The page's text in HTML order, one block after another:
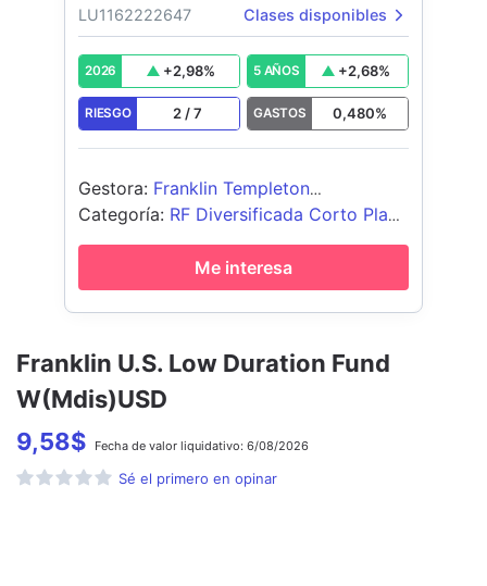
Franklin U.S. Low Duration Fund
W(Mdis)USD
9,58$ Fecha de valor liquidativo: 6/08/2026
Sé el primero en opinar
LU1162222647 Clases disponibles
2026 +2,98% 5 AÑOS +2,68%
RIESGO 2 /7 GASTOS 0,480%
Gestora: Franklin Templeton
International Services S.à r.l.
Categoría: RF Diversificada Corto Plazo
USD
Me interesa